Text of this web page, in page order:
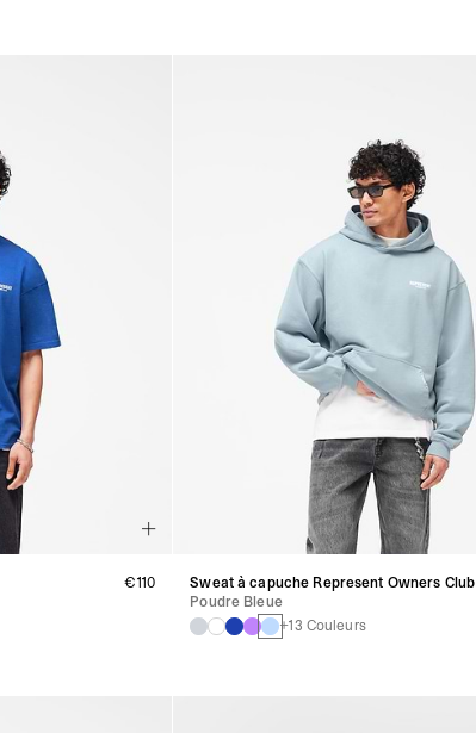
€110
Sweat à capuche Represent Owners Club
Poudre Bleue
+13 Couleurs